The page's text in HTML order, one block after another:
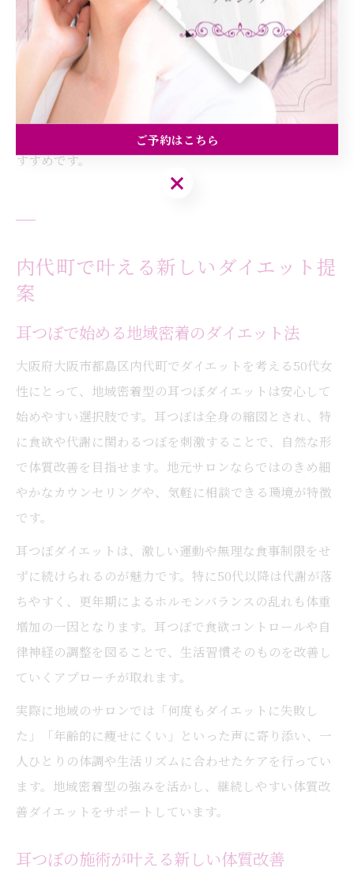
す。
実際に、耳つぼダイエットを始めてから「気分が安定し
た」「夜よく眠れるようになった」といった体験談も寄
せられています。体質改善とともに、更年期の悩みをサ
ポートする新しい選択肢として、耳つぼは50代女性にお
すすめです。
内代町で叶える新しいダイエット提
案
耳つぼで始める地域密着のダイエット法
大阪府大阪市都島区内代町でダイエットを考える50代女
性にとって、地域密着型の耳つぼダイエットは安心して
始めやすい選択肢です。耳つぼは全身の縮図とされ、特
に食欲や代謝に関わるつぼを刺激することで、自然な形
で体質改善を目指せます。地元サロンならではのきめ細
やかなカウンセリングや、気軽に相談できる環境が特徴
です。
耳つぼダイエットは、激しい運動や無理な食事制限をせ
ずに続けられるのが魅力です。特に50代以降は代謝が落
ちやすく、更年期によるホルモンバランスの乱れも体重
増加の一因となります。耳つぼで食欲コントロールや自
律神経の調整を図ることで、生活習慣そのものを改善し
ていくアプローチが取れます。
実際に地域のサロンでは「何度もダイエットに失敗し
た」「年齢的に痩せにくい」といった声に寄り添い、一
人ひとりの体調や生活リズムに合わせたケアを行ってい
ます。地域密着型の強みを活かし、継続しやすい体質改
善ダイエットをサポートしています。
耳つぼの施術が叶える新しい体質改善
ご予約はこちら
ご予約はこちら